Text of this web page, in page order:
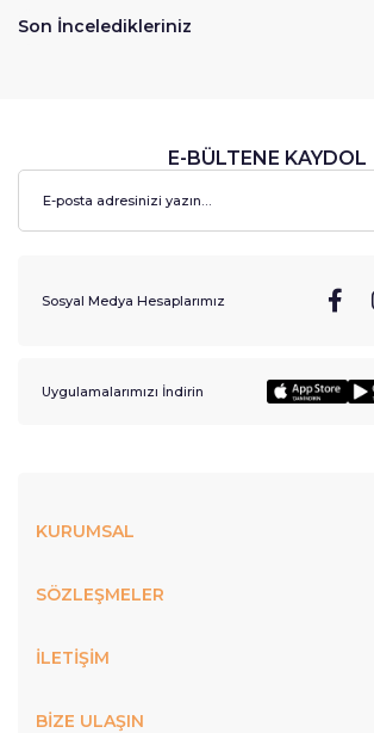
Son İnceledikleriniz
E-BÜLTENE KAYDOL
Sosyal Medya Hesaplarımız
Uygulamalarımızı İndirin
KURUMSAL
SÖZLEŞMELER
İLETİŞİM
BİZE ULAŞIN